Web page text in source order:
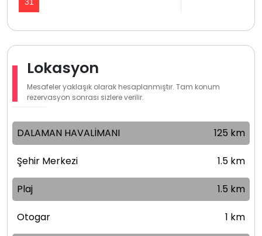
31
Lokasyon
Mesafeler yaklaşık olarak hesaplanmıştır. Tam konum
rezervasyon sonrası sizlere verilir.
DALAMAN HAVALİMANI 125 km
Şehir Merkezi 1.5 km
Plaj 1.5 km
Otogar 1 km